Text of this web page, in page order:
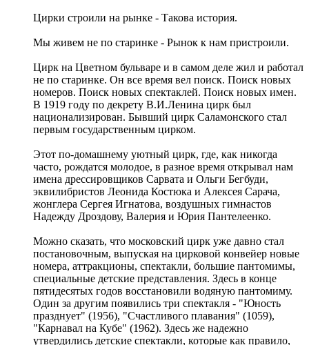
Цирки строили на рынке - Такова история.
Мы живем не по старинке - Рынок к нам пристроили.
Цирк на Цветном бульваре и в самом деле жил и работал
не по старинке. Он все время вел поиск. Поиск новых
номеров. Поиск новых спектаклей. Поиск новых имен.
В 1919 году по декрету В.И.Ленина цирк был
национализирован. Бывший цирк Саламонского стал
первым государственным цирком.
Этот по-домашнему уютный цирк, где, как никогда
часто, рождатся молодое, в разное время открывал нам
имена дрессировщиков Сарвата и Ольги Бегбуди,
эквилибристов Леонида Костюка и Алексея Сарача,
жонглера Сергея Игнатова, воздушных гимнастов
Надежду Дроздову, Валерия и Юрия Пантелеенко.
Можно сказать, что московский цирк уже давно стал
постановочным, выпуская на цирковой конвейер новые
номера, аттракционы, спектакли, большие пантомимы,
специальные детские представления. Здесь в конце
пятидесятых годов восстановили водяную пантомиму.
Один за другим появились три спектакля - "Юность
празднует" (1956), "Счастливого плавания" (1059),
"Карнавал на Кубе" (1962). Здесь же надежно
утвердились детские спектакли, которые как правило,